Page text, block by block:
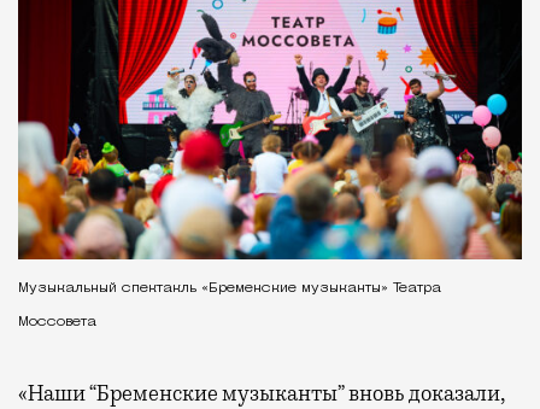
Музыкальный спектакль «Бременские музыканты» Театра
Моссовета
«Наши “Бременские музыканты” вновь доказали,